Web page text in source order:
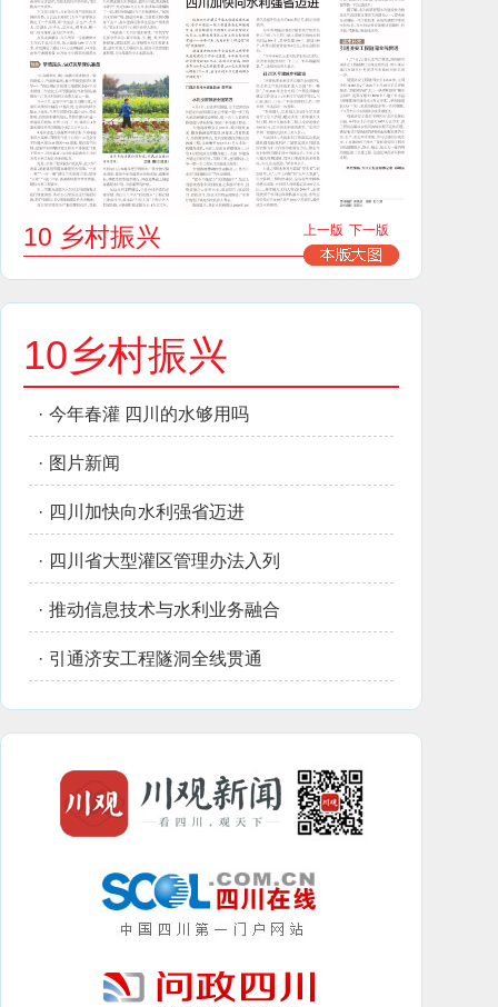
10 乡村振兴 上一版 下一版
10乡村振兴
· 今年春灌 四川的水够用吗
· 图片新闻
· 四川加快向水利强省迈进
· 四川省大型灌区管理办法入列
· 推动信息技术与水利业务融合
· 引通济安工程隧洞全线贯通